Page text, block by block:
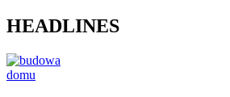
HEADLINES